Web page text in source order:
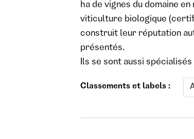
ha de vignes du domaine
viticulture biologique
construit leur réputation
présentés.
Ils se sont aussi
Classements et labels :